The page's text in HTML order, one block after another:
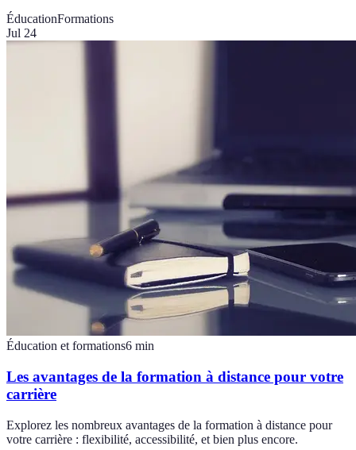
ÉducationFormations
Jul 24
Éducation et formations6 min
Les avantages de la formation à distance pour votre
carrière
Explorez les nombreux avantages de la formation à distance pour
votre carrière : flexibilité, accessibilité, et bien plus encore.